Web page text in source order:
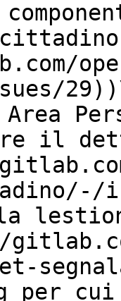
Area
il
per